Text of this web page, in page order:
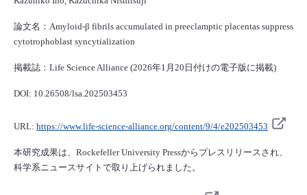
論文名：Amyloid-β fibrils accumulated in preeclamptic placentas suppress
cytotrophoblast syncytialization
掲載誌：Life Science Alliance (2026年1月20日付けの電子版に掲載)
DOI: 10.26508/lsa.202503453
URL: https://www.life-science-alliance.org/content/9/4/e202503453
本研究成果は、Rockefeller University Pressからプレスリリースされ、
科学系ニュースサイトで取り上げられました。